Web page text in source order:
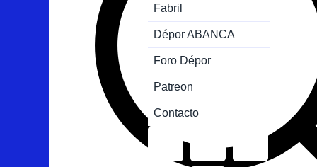
Fabril
Dépor ABANCA
Foro Dépor
Patreon
Contacto